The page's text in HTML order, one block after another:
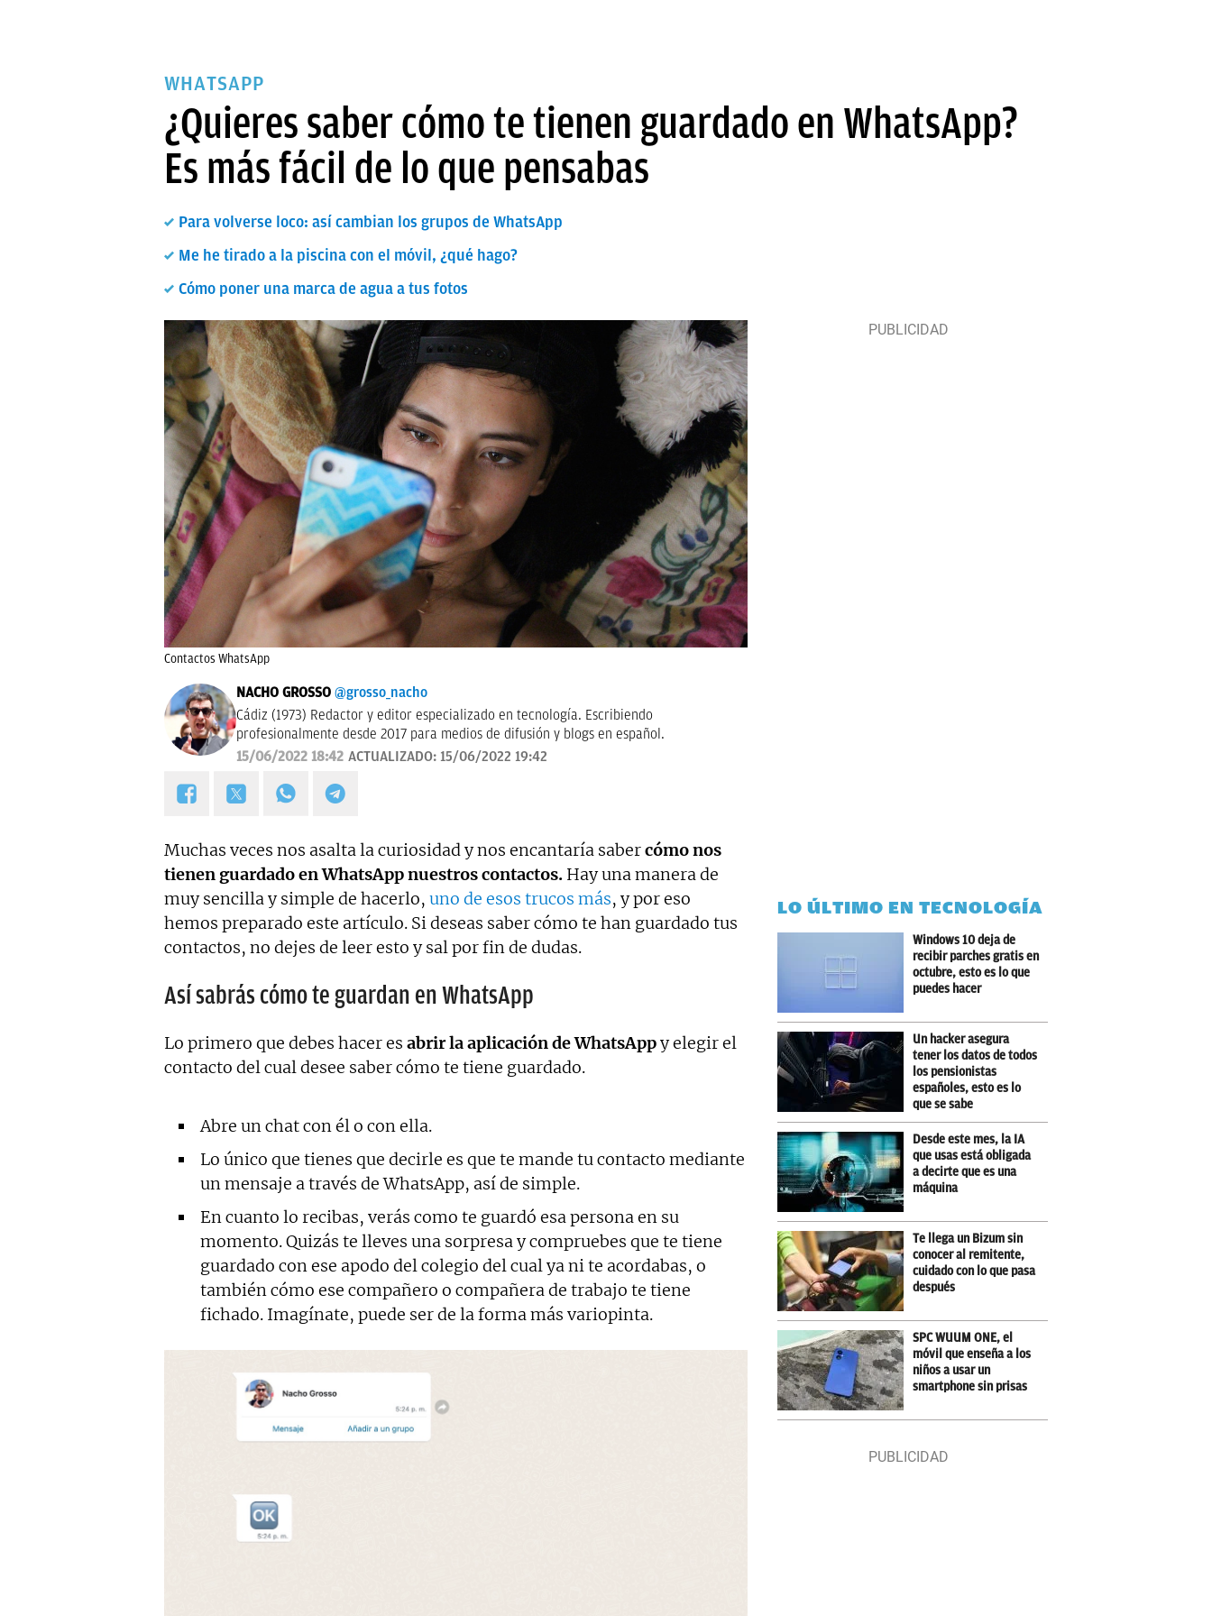
WHATSAPP
¿Quieres saber cómo te tienen guardado en WhatsApp?
Es más fácil de lo que pensabas
Para volverse loco: así cambian los grupos de WhatsApp
Me he tirado a la piscina con el móvil, ¿qué hago?
Cómo poner una marca de agua a tus fotos
Contactos WhatsApp
NACHO GROSSO @grosso_nacho
Cádiz (1973) Redactor y editor especializado en tecnología. Escribiendo
profesionalmente desde 2017 para medios de difusión y blogs en español.
15/06/2022 18:42 ACTUALIZADO: 15/06/2022 19:42
Muchas veces nos asalta la curiosidad y nos encantaría sabercómo nos
tienen guardado en WhatsApp nuestros contactos. Hay una manera de
muy sencilla y simple de hacerlo, uno de esos trucos más, y por eso
hemos preparado este artículo. Si deseas saber cómo te han guardado tus
contactos, no dejes de leer esto y sal por fin de dudas.
Así sabrás cómo te guardan en WhatsApp
Lo primero que debes hacer es abrir la aplicación de WhatsAppy elegir el
contacto del cual desee saber cómo te tiene guardado.
Abre un chat con él o con ella.
Lo único que tienes que decirle es que te mande tu contacto mediante
un mensaje a través de WhatsApp, así de simple.
En cuanto lo recibas, verás como te guardó esa persona en su
momento. Quizás te lleves una sorpresa y compruebes que te tiene
guardado con ese apodo del colegio del cual ya ni te acordabas, o
también cómo ese compañero o compañera de trabajo te tiene
fichado. Imagínate, puede ser de la forma más variopinta.
LO ÚLTIMO EN TECNOLOGÍA
Windows 10 deja de
recibir parches gratis en
octubre, esto es lo que
puedes hacer
Un hacker asegura
tener los datos de todos
los pensionistas
españoles, esto es lo
que se sabe
Desde este mes, la IA
que usas está obligada
a decirte que es una
máquina
Te llega un Bizum sin
conocer al remitente,
cuidado con lo que pasa
después
SPC WUUM ONE, el
móvil que enseña a los
niños a usar un
smartphone sin prisas